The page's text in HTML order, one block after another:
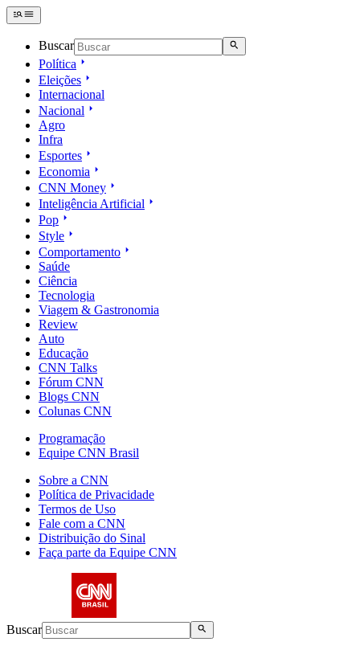
Buscar
Política
Eleições
Internacional
Nacional
Agro
Infra
Esportes
Economia
CNN Money
Inteligência Artificial
Pop
Style
Comportamento
Saúde
Ciência
Tecnologia
Viagem & Gastronomia
Review
Auto
Educação
CNN Talks
Fórum CNN
Blogs CNN
Colunas CNN
Programação
Equipe CNN Brasil
Sobre a CNN
Política de Privacidade
Termos de Uso
Fale com a CNN
Distribuição do Sinal
Faça parte da Equipe CNN
Buscar